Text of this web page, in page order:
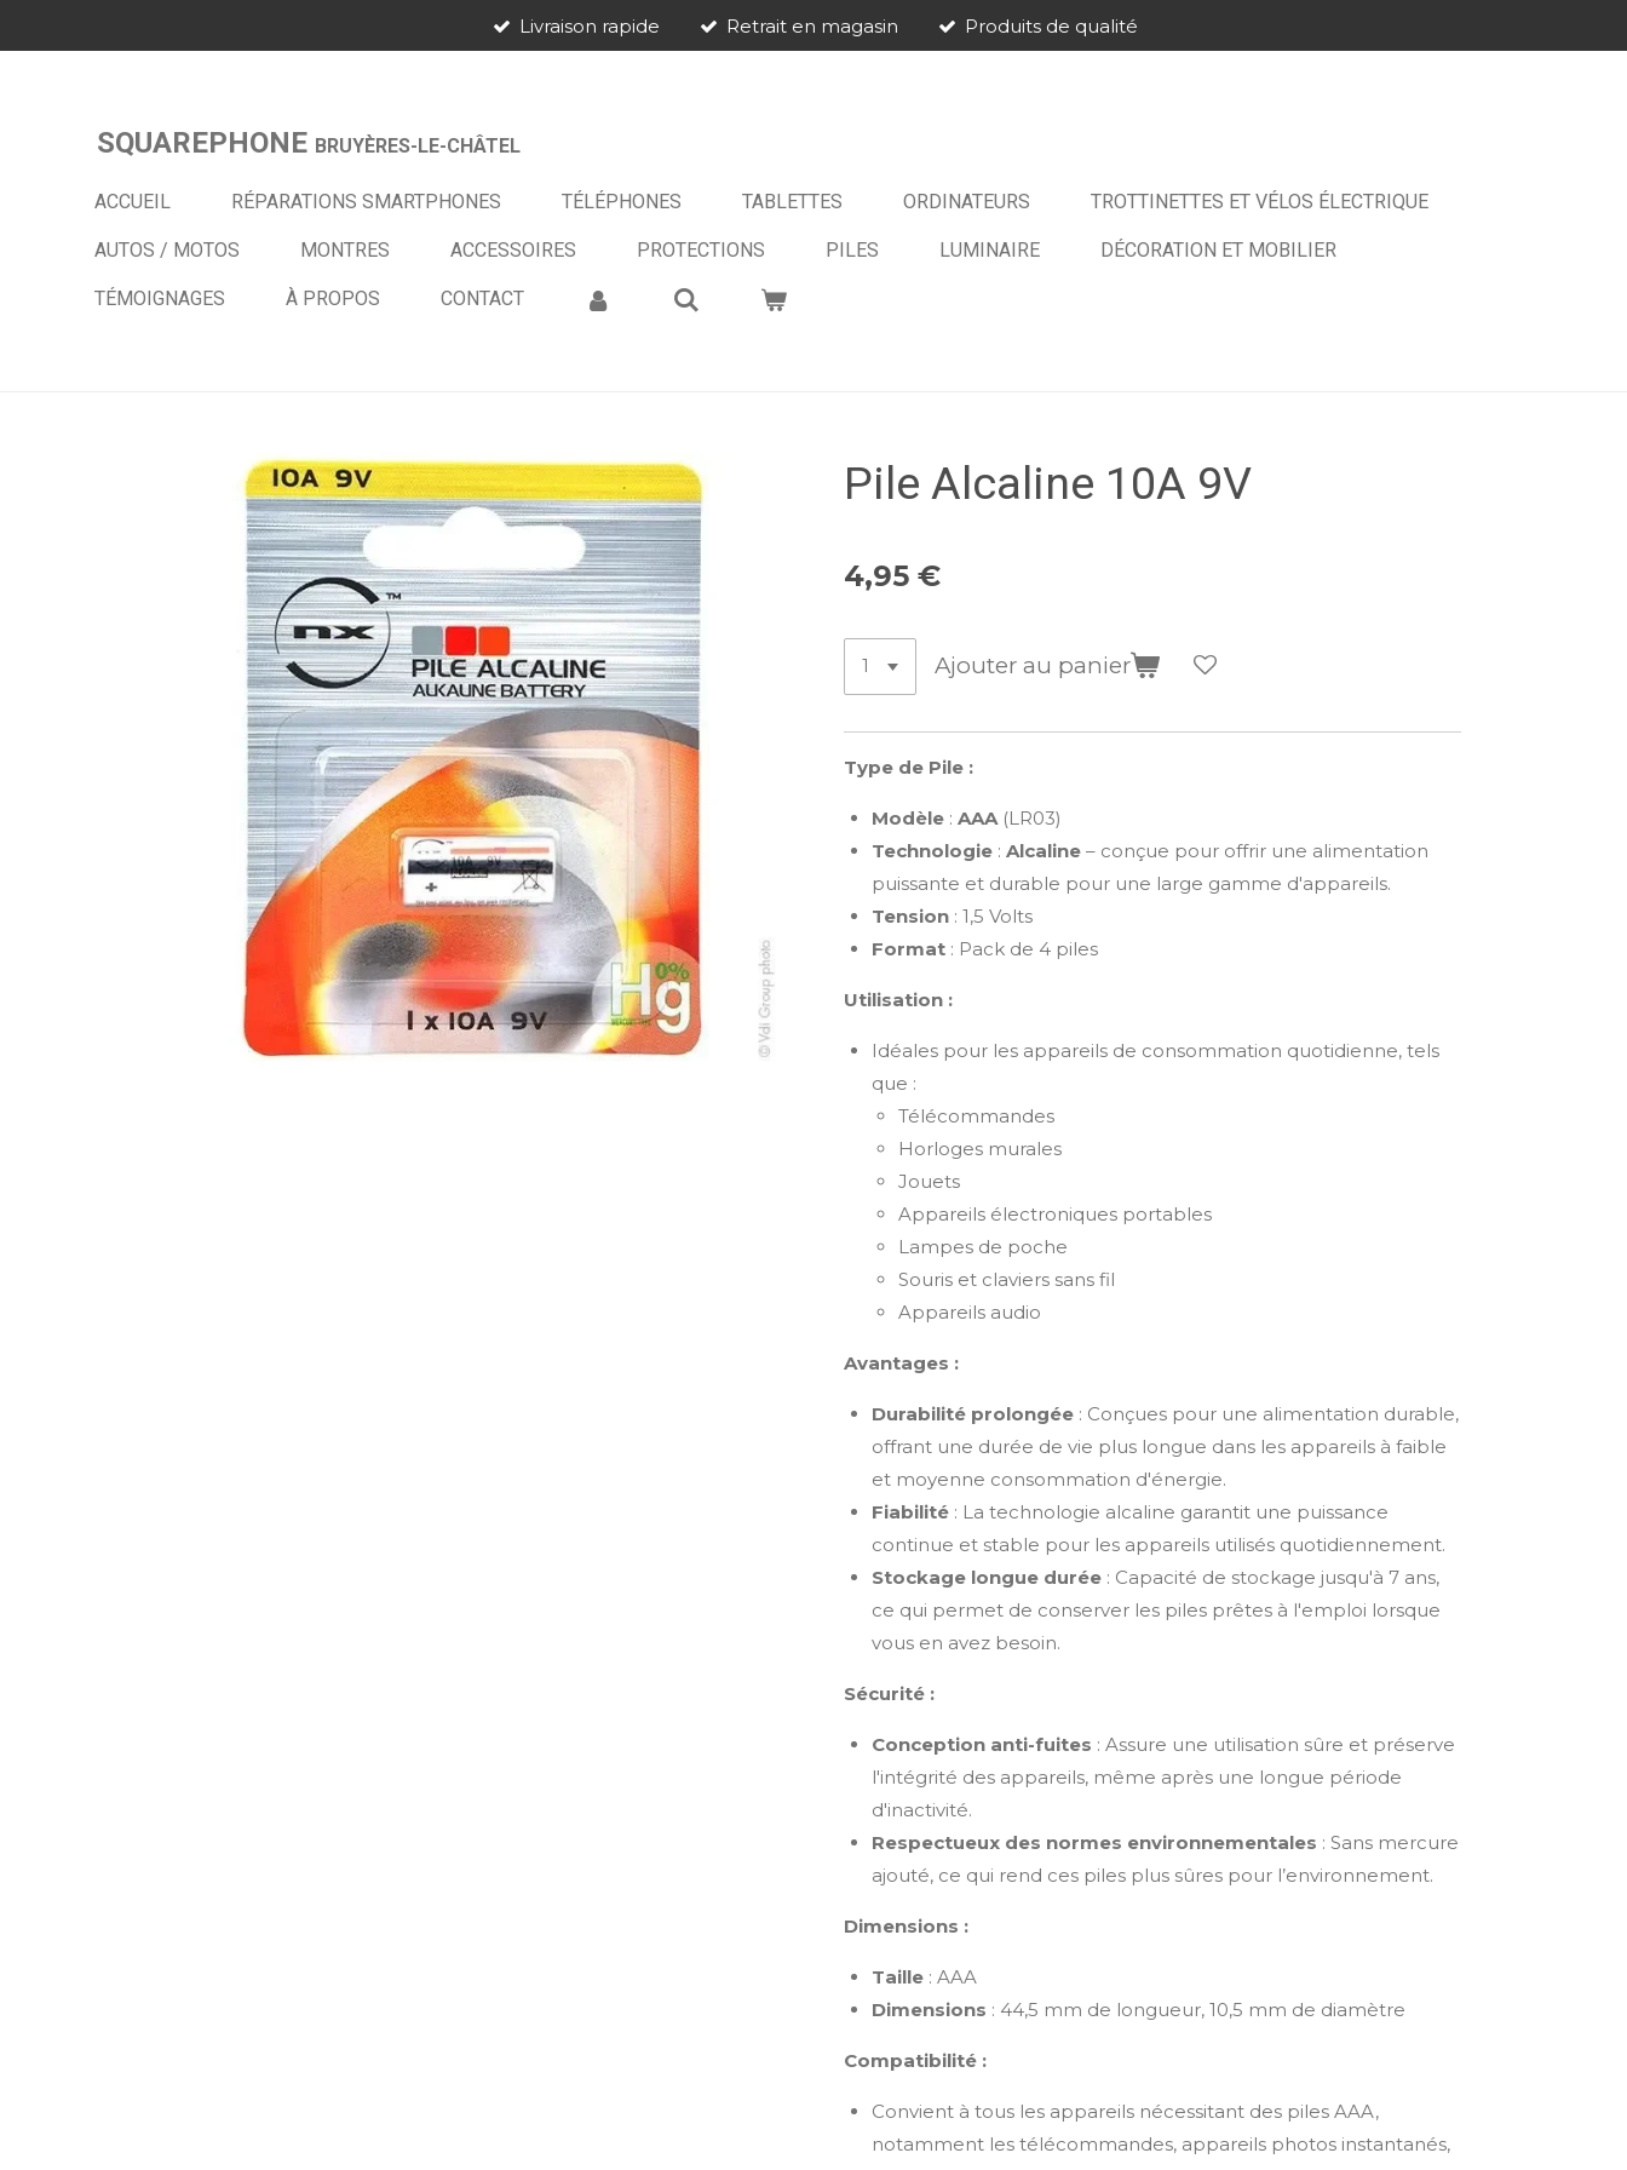
Livraison rapide Retrait en magasin Produits de qualité
SQUAREPHONE BRUYÈRES-LE-CHÂTEL
ACCUEIL RÉPARATIONS SMARTPHONES TÉLÉPHONES TABLETTES ORDINATEURS TROTTINETTES ET VÉLOS ÉLECTRIQUE
AUTOS / MOTOS MONTRES ACCESSOIRES PROTECTIONS PILES LUMINAIRE DÉCORATION ET MOBILIER
TÉMOIGNAGES À PROPOS CONTACT
Pile Alcaline 10A 9V
4,95 €
Ajouter au panier
Type de Pile :
Modèle: AAA(LR03)
Technologie: Alcaline– conçue pour offrir une alimentation
puissante et durable pour une large gamme d'appareils.
Tension: 1,5 Volts
Format: Pack de 4 piles
Utilisation :
Idéales pour les appareils de consommation quotidienne, tels
que :
Télécommandes
Horloges murales
Jouets
Appareils électroniques portables
Lampes de poche
Souris et claviers sans fil
Appareils audio
Avantages :
Durabilité prolongée: Conçues pour une alimentation durable,
offrant une durée de vie plus longue dans les appareils à faible
et moyenne consommation d'énergie.
Fiabilité: La technologie alcaline garantit une puissance
continue et stable pour les appareils utilisés quotidiennement.
Stockage longue durée: Capacité de stockage jusqu'à 7 ans,
ce qui permet de conserver les piles prêtes à l'emploi lorsque
vous en avez besoin.
Sécurité :
Conception anti-fuites : Assure une utilisation sûre et préserve
l'intégrité des appareils, même après une longue période
d'inactivité.
Respectueux des normes environnementales : Sans mercure
ajouté, ce qui rend ces piles plus sûres pour l’environnement.
Dimensions :
Taille: AAA
Dimensions : 44,5 mm de longueur, 10,5 mm de diamètre
Compatibilité :
Convient à tous les appareils nécessitant des piles AAA,
notamment les télécommandes, appareils photos instantanés,